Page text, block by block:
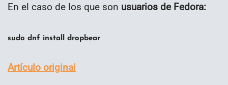
En el caso de los que son usuarios de Fedora:
sudo dnf install dropbear
Artículo original